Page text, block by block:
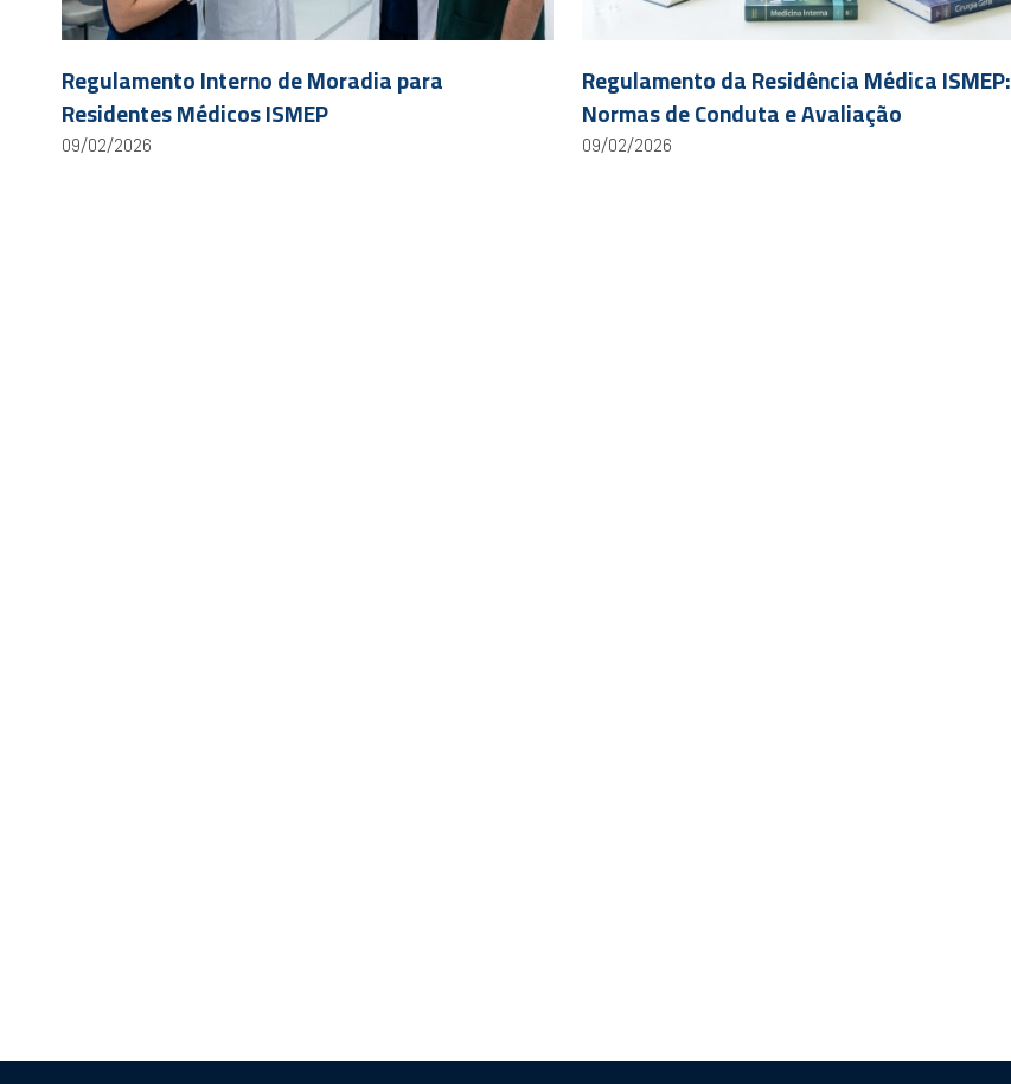
Regulamento Interno de Moradia para
Residentes Médicos ISMEP
09/02/2026
Regulamento da Residência Médica ISMEP:
Normas de Conduta e Avaliação
09/02/2026